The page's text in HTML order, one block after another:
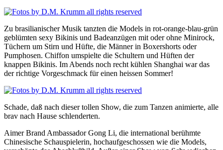
Zu brasilianischer Musik tanzten die Models in rot-orange-blau-grün
geblümten sexy Bikinis und Badeanzügen mit oder ohne Minirock,
Tüchern um Stirn und Hüfte, die Männer in Boxershorts oder
Pumphosen. Chiffon umspielte die Schultern und Hüften der
knappen Bikinis. Im Abends noch recht kühlen Shanghai war das
der richtige Vorgeschmack für einen heissen Sommer!
Schade, daß nach dieser tollen Show, die zum Tanzen animierte, alle
brav nach Hause schlenderten.
Aimer Brand Ambassador Gong Li, die international berühmte
Chinesische Schauspielerin, hochaufgeschossen wie die Models,